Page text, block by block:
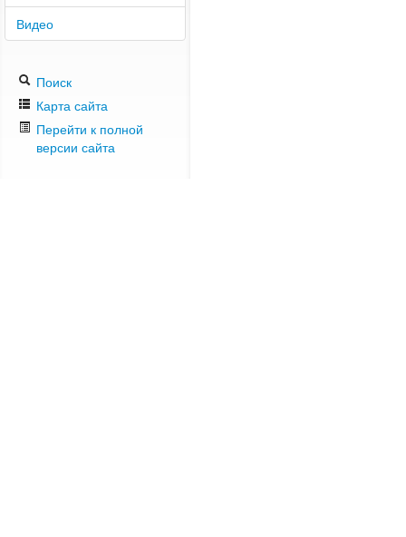
Видео
Поиск
Карта сайта
Перейти к полной
версии сайта